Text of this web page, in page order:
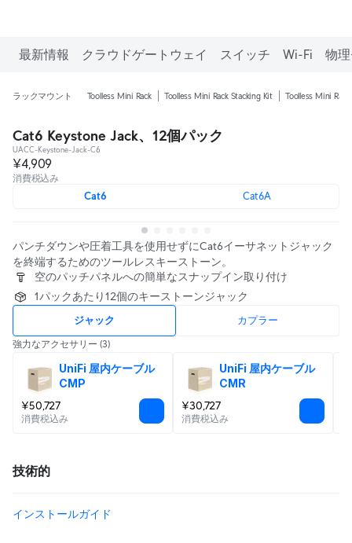
最新情報 クラウドゲートウェイ スイッチ Wi-Fi 物
ラックマウント Toolless Mini Rack Toolless Mini Rack Stacking Kit Toolless Mini Rack
Cat6 Keystone Jack、12個パック
UACC-Keystone-Jack-C6
¥4,909
消費税込み
Cat6 Cat6A
パンチダウンや圧着工具を使用せずにCat6イーサネットジャック
を終端するためのツールレスキーストーン。
空のパッチパネルへの簡単なスナップイン取り付け
1パックあたり12個のキーストーンジャック
ジャック カプラー
強力なアクセサリー (3)
UniFi 屋内ケーブル
CMP
¥50,727
消費税込み
UniFi 屋内ケーブル
CMR
¥30,727
消費税込み
技術的
インストールガイド